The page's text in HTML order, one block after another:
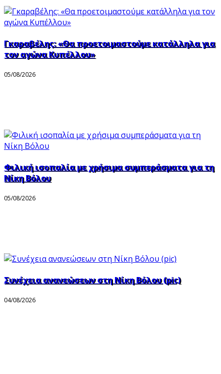
Γκαραβέλης: «Θα προετοιμαστούμε κατάλληλα για
τον αγώνα Κυπέλλου»
05/08/2026
Φιλική ισοπαλία με χρήσιμα συμπεράσματα για τη
Νίκη Βόλου
05/08/2026
Συνέχεια ανανεώσεων στη Νίκη Βόλου (pic)
04/08/2026